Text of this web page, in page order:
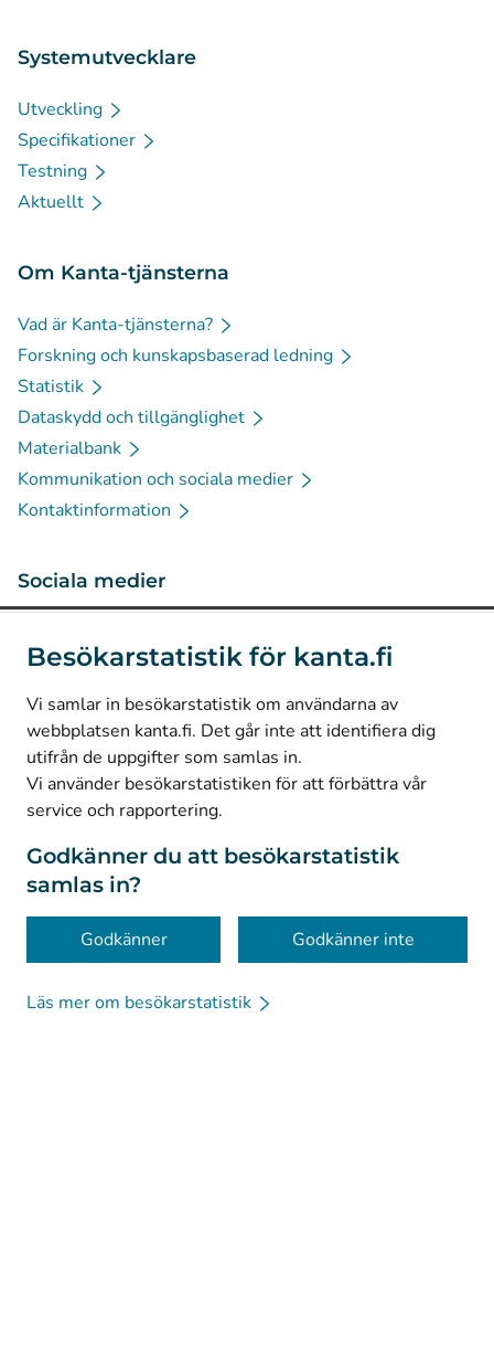
Besökarstatistik för kanta.fi
Vi samlar in besökarstatistik om användarna av
webbplatsen kanta.fi. Det går inte att identifiera dig
utifrån de uppgifter som samlas in.
Vi använder besökarstatistiken för att förbättra vår
service och rapportering.
Godkänner du att besökarstatistik
samlas in?
Godkänner Godkänner inte
Läs mer om besökarstatistik
Systemutvecklare
Utveckling
Specifikationer
Testning
Aktuellt
Om Kanta-tjänsterna
Vad är Kanta-tjänsterna?
Forskning och kunskapsbaserad ledning
Statistik
Dataskydd och tillgänglighet
Materialbank
Kommunikation och sociala medier
Kontaktinformation
Sociala medier
LinkedIn(Avautuu uuteen välilehteen)
Facebook
Avautuu uuteen välilehteen)
© Kanta-Palvelut, Kansaneläkelaitos
Dataskydd
Om webbplatsen
Tillgänglighet
Kakor